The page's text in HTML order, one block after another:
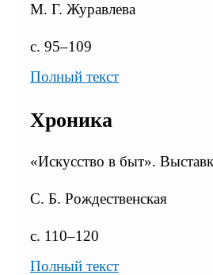
М. Г. Журавлева
с. 95–109
Полный текст
Хроника
«Искусство в быт».
C. Б. Рождественская
с. 110–120
Полный текст